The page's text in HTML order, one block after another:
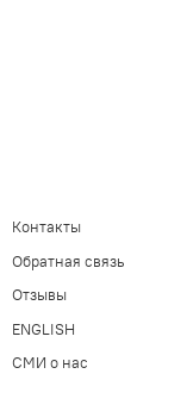
Контакты
Обратная связь
Отзывы
ENGLISH
СМИ о нас